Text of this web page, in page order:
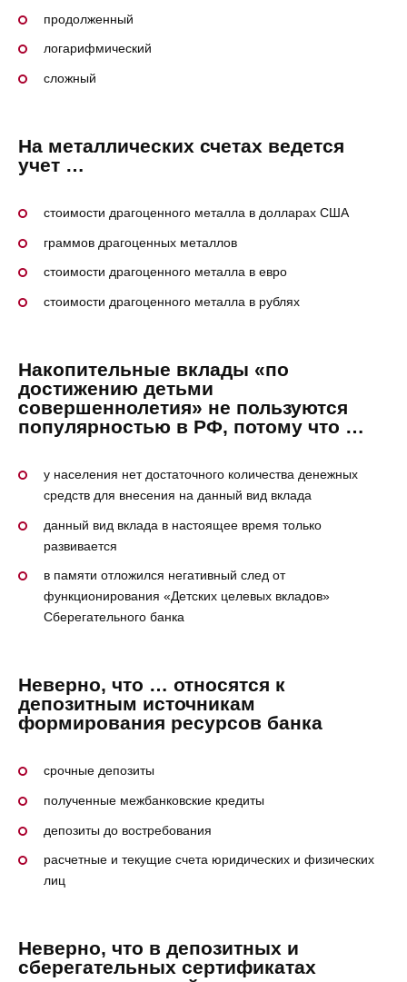
продолженный
логарифмический
сложный
На металлических счетах ведется
учет …
стоимости драгоценного металла в долларах США
граммов драгоценных металлов
стоимости драгоценного металла в евро
стоимости драгоценного металла в рублях
Накопительные вклады «по
достижению детьми
совершеннолетия» не пользуются
популярностью в РФ, потому что …
у населения нет достаточного количества денежных
средств для внесения на данный вид вклада
данный вид вклада в настоящее время только
развивается
в памяти отложился негативный след от
функционирования «Детских целевых вкладов»
Сберегательного банка
Неверно, что … относятся к
депозитным источникам
формирования ресурсов банка
срочные депозиты
полученные межбанковские кредиты
депозиты до востребования
расчетные и текущие счета юридических и физических
лиц
Неверно, что в депозитных и
сберегательных сертификатах